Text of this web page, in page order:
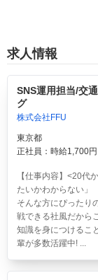
求人情報
SNS運用担当/交
グ
株式会社FFU
東京都
正社員：時給1,700
【仕事内容】<20代
たいかわからない」
そんな方にぴったり
戦できる社風だから
知識を身につけるこ
輩が多数活躍中! ...